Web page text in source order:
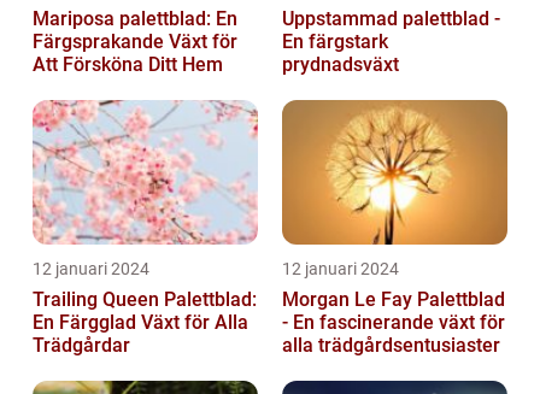
Mariposa palettblad: En
Färgsprakande Växt för
Att Försköna Ditt Hem
Uppstammad palettblad -
En färgstark
prydnadsväxt
12 januari 2024
Trailing Queen Palettblad:
En Färgglad Växt för Alla
Trädgårdar
12 januari 2024
Morgan Le Fay Palettblad
- En fascinerande växt för
alla trädgårdsentusiaster